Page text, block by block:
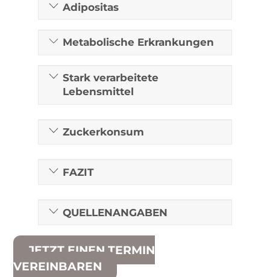
Adipositas
Metabolische Erkrankungen
Stark verarbeitete
Lebensmittel
Zuckerkonsum
FAZIT
QUELLENANGABEN
JETZT EINEN TERMIN
VEREINBAREN